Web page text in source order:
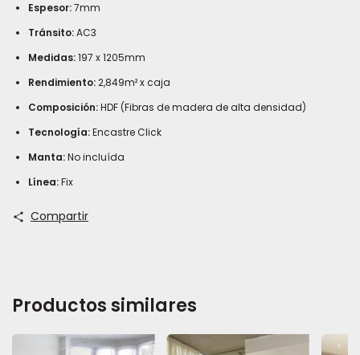
Espesor:7mm
Tránsito:AC3
Medidas:197 x 1205mm
Rendimiento:2,849m² x caja
Composición:HDF (Fibras de madera de alta densidad)
Tecnología:Encastre Click
Manta:No incluída
Línea:Fix
Compartir
Productos similares